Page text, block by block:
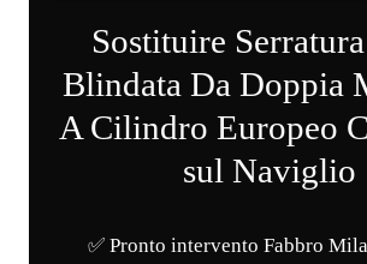
Sostituire
Blindata Da Doppia
A Cilindro Europeo
sul Naviglio
✅ Pronto intervento Fabbro